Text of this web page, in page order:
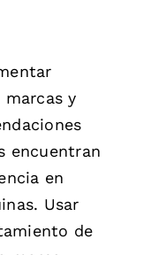
y
encuentran
en
Usar
de